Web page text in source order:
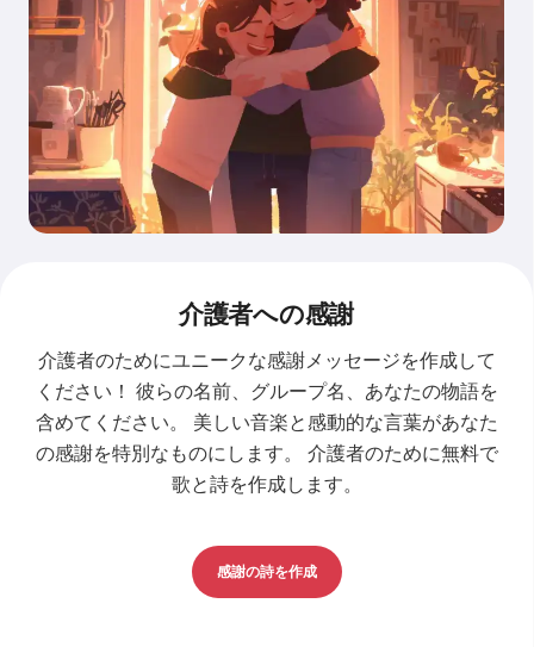
介護者への感謝
介護者のためにユニークな感謝メッセージを作成して
ください！ 彼らの名前、グループ名、あなたの物語を
含めてください。 美しい音楽と感動的な言葉があなた
の感謝を特別なものにします。 介護者のために無料で
歌と詩を作成します。
感謝の詩を作成